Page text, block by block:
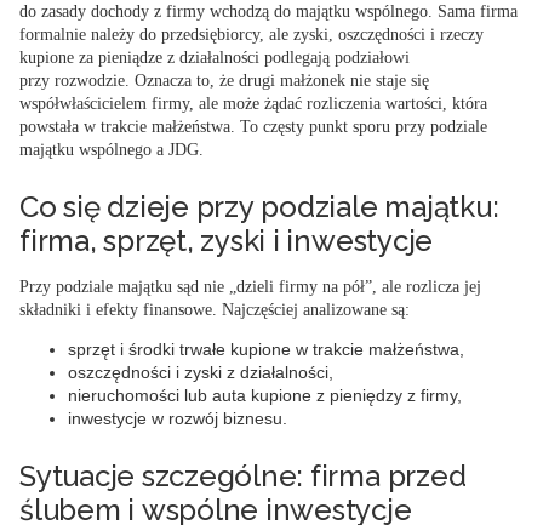
do zasady dochody z firmy wchodzą do majątku wspólnego. Sama firma
formalnie należy do przedsiębiorcy, ale zyski, oszczędności i rzeczy
kupione za pieniądze z działalności podlegają podziałowi
przy rozwodzie . Oznacza to, że drugi małżonek nie staje się
współwłaścicielem firmy, ale może żądać rozliczenia wartości, która
powstała w trakcie małżeństwa. To częsty punkt sporu przy podziale
majątku wspólnego a JDG.
Co się dzieje przy podziale majątku:
firma, sprzęt, zyski i inwestycje
Przy podziale majątku sąd nie „dzieli firmy na pół”, ale rozlicza jej
składniki i efekty finansowe. Najczęściej analizowane są:
sprzęt i środki trwałe kupione w trakcie małżeństwa,
oszczędności i zyski z działalności,
nieruchomości lub auta kupione z pieniędzy z firmy,
inwestycje w rozwój biznesu.
Sytuacje szczególne: firma przed
ślubem i wspólne inwestycje